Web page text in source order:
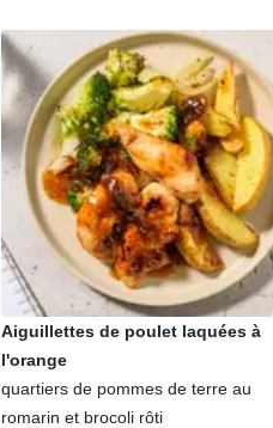
Aiguillettes de poulet laquées à
l'orange
quartiers de pommes de terre au
romarin et brocoli rôti